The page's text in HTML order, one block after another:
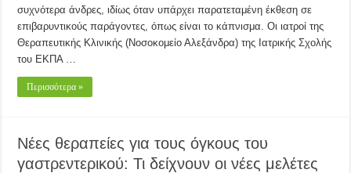
συχνότερα άνδρες, ιδίως όταν υπάρχει παρατεταμένη έκθεση σε
επιβαρυντικούς παράγοντες, όπως είναι το κάπνισμα. Οι ιατροί της
Θεραπευτικής Κλινικής (Νοσοκομείο Αλεξάνδρα) της Ιατρικής Σχολής
του ΕΚΠΑ …
Περισσότερα »
Νέες θεραπείες για τους όγκους του
γαστρεντερικού: Τι δείχνουν οι νέες μελέτες